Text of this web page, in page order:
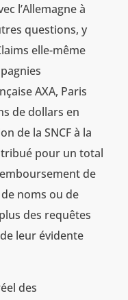
l’Allemagne à
questions, y
elle-même
AXA, Paris
de dollars en
de la SNCF à la
pour un total
de
noms ou de
des requêtes
leur évidente
des